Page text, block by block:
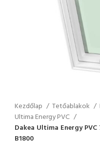
Kezdőlap Tetőablakok
Ultima Energy PVC
Dakea Ultima Energy
B1800